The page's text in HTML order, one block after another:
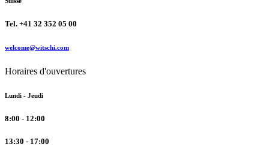
Tel. +41 32 352 05 00
welcome@witschi.com
Horaires d'ouvertures
Lundi - Jeudi
8:00 - 12:00
13:30 - 17:00